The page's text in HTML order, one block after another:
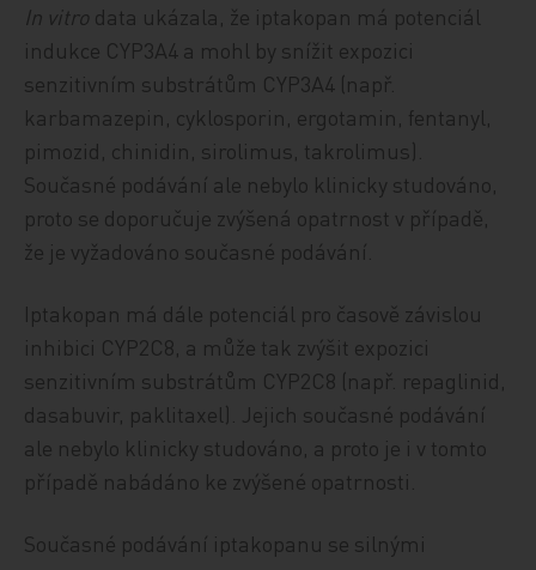
In vitro data ukázala, že iptakopan má potenciál
indukce CYP3A4 a mohl by snížit expozici
senzitivním substrátům CYP3A4 (např.
karbamazepin, cyklosporin, ergotamin, fentanyl,
pimozid, chinidin, sirolimus, takrolimus).
Současné podávání ale nebylo klinicky studováno,
proto se doporučuje zvýšená opatrnost v případě,
že je vyžadováno současné podávání.
Iptakopan má dále potenciál pro časově závislou
inhibici CYP2C8, a může tak zvýšit expozici
senzitivním substrátům CYP2C8 (např. repaglinid,
dasabuvir, paklitaxel). Jejich současné podávání
ale nebylo klinicky studováno, a proto je i v tomto
případě nabádáno ke zvýšené opatrnosti.
Současné podávání iptakopanu se silnými